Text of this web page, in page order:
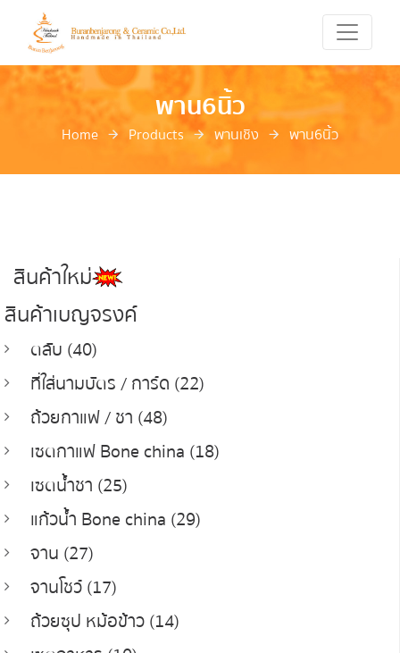
พาน6นิ้ว
Home Products พานเชิง พาน6นิ้ว
สินค้าใหม่
สินค้าเบญจรงค์
ตลับ (40)
ที่ใส่นามบัตร / การ์ด (22)
ถ้วยกาแฟ / ชา (48)
เซตกาแฟ Bone china (18)
เซตน้ำชา (25)
แก้วน้ำ Bone china (29)
จาน (27)
จานโชว์ (17)
ถ้วยซุป หม้อข้าว (14)